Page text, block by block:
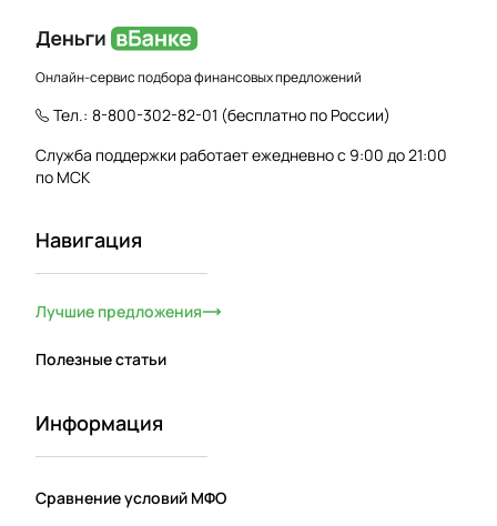
Онлайн-сервис подбора финансовых предложений
Тел.: 8-800-302-82-01 (бесплатно по России)
Служба поддержки работает ежедневно с 9:00 до 21:00
по МСК
Навигация
Лучшие предложения
Полезные статьи
Информация
Сравнение условий МФО